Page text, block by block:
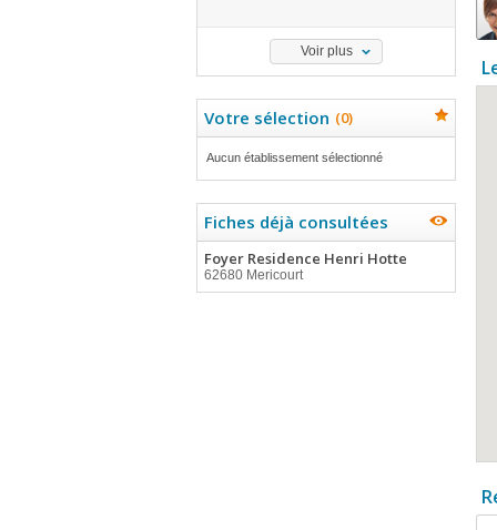
Voir plus
Votre sélection (0)
Aucun établissement sélectionné
Fiches déjà consultées
Foyer Residence Henri Hotte
62680 Mericourt